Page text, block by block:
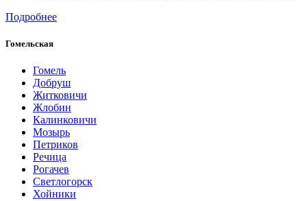
Подробнее
Гомельская
Гомель
Добруш
Житковичи
Жлобин
Калинковичи
Мозырь
Петриков
Речица
Рогачев
Светлогорск
Хойники